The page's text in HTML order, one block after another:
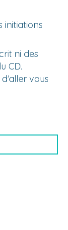
initiations
ni des
CD.
vous